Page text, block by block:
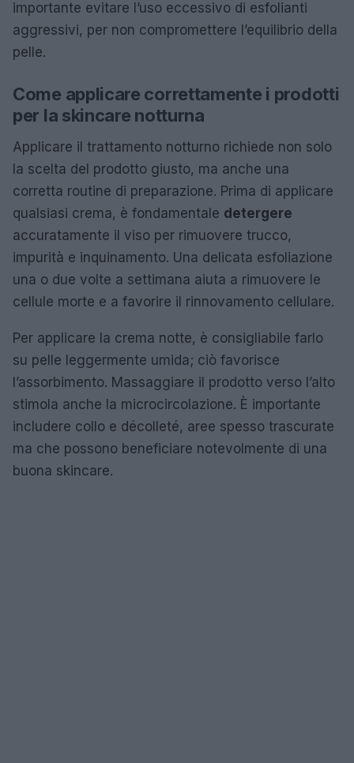
importante evitare l’uso eccessivo di esfolianti
aggressivi, per non compromettere l’equilibrio della
pelle.
Come applicare correttamente i prodotti
per la skincare notturna
Applicare il trattamento notturno richiede non solo
la scelta del prodotto giusto, ma anche una
corretta routine di preparazione. Prima di applicare
qualsiasi crema, è fondamentale detergere
accuratamente il viso per rimuovere trucco,
impurità e inquinamento. Una delicata esfoliazione
una o due volte a settimana aiuta a rimuovere le
cellule morte e a favorire il rinnovamento cellulare.
Per applicare la crema notte, è consigliabile farlo
su pelle leggermente umida; ciò favorisce
l’assorbimento. Massaggiare il prodotto verso l’alto
stimola anche la microcircolazione. È importante
includere collo e décolleté, aree spesso trascurate
ma che possono beneficiare notevolmente di una
buona skincare.